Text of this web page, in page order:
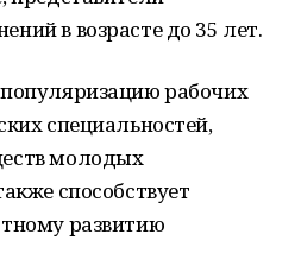
в возрасте до 35 лет.
рабочих
специальностей,
молодых
способствует
развитию